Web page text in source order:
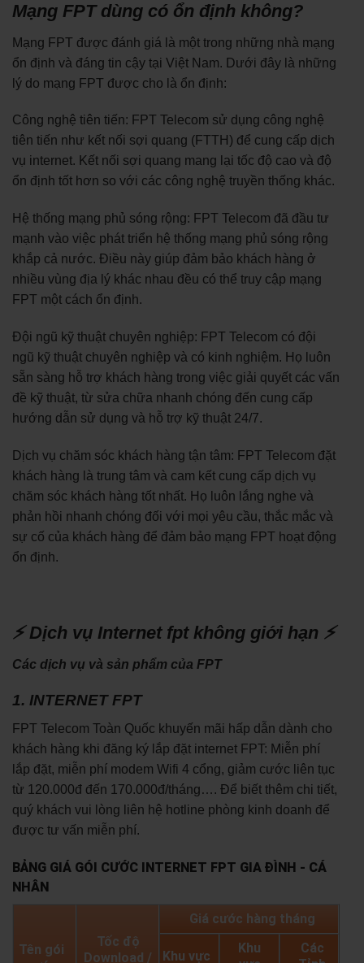
Mạng FPT dùng có ổn định không?
Mạng FPT được đánh giá là một trong những nhà mạng
ổn định và đáng tin cậy tại Việt Nam. Dưới đây là những
lý do mạng FPT được cho là ổn định:
Công nghệ tiên tiến: FPT Telecom sử dụng công nghệ
tiên tiến như kết nối sợi quang (FTTH) để cung cấp dịch
vụ internet. Kết nối sợi quang mang lại tốc độ cao và độ
ổn định tốt hơn so với các công nghệ truyền thống khác.
Hệ thống mạng phủ sóng rộng: FPT Telecom đã đầu tư
mạnh vào việc phát triển hệ thống mạng phủ sóng rộng
khắp cả nước. Điều này giúp đảm bảo khách hàng ở
nhiều vùng địa lý khác nhau đều có thể truy cập mạng
FPT một cách ổn định.
Đội ngũ kỹ thuật chuyên nghiệp: FPT Telecom có đội
ngũ kỹ thuật chuyên nghiệp và có kinh nghiệm. Họ luôn
sẵn sàng hỗ trợ khách hàng trong việc giải quyết các vấn
đề kỹ thuật, từ sửa chữa nhanh chóng đến cung cấp
hướng dẫn sử dụng và hỗ trợ kỹ thuật 24/7.
Dịch vụ chăm sóc khách hàng tận tâm: FPT Telecom đặt
khách hàng là trung tâm và cam kết cung cấp dịch vụ
chăm sóc khách hàng tốt nhất. Họ luôn lắng nghe và
phản hồi nhanh chóng đối với mọi yêu cầu, thắc mắc và
sự cố của khách hàng để đảm bảo mạng FPT hoạt động
ổn định.
⚡ Dịch vụ Internet fpt không giới hạn ⚡
Các dịch vụ và sản phẩm của FPT
1. INTERNET FPT
FPT Telecom Toàn Quốc khuyến mãi hấp dẫn dành cho
khách hàng khi đăng ký lắp đặt internet FPT: Miễn phí
lắp đặt, miễn phí modem Wifi 4 cổng, giảm cước liên tục
từ 120.000đ đến 170.000đ/tháng…. Để biết thêm chi tiết,
quý khách vui lòng liên hệ hotline phòng kinh doanh để
được tư vấn miễn phí.
BẢNG GIÁ GÓI CƯỚC INTERNET FPT GIA ĐÌNH - CÁ
NHÂN
Tên gói
Tốc độ
Download /
Giá cước hàng tháng
Khu vực
Khu
Các